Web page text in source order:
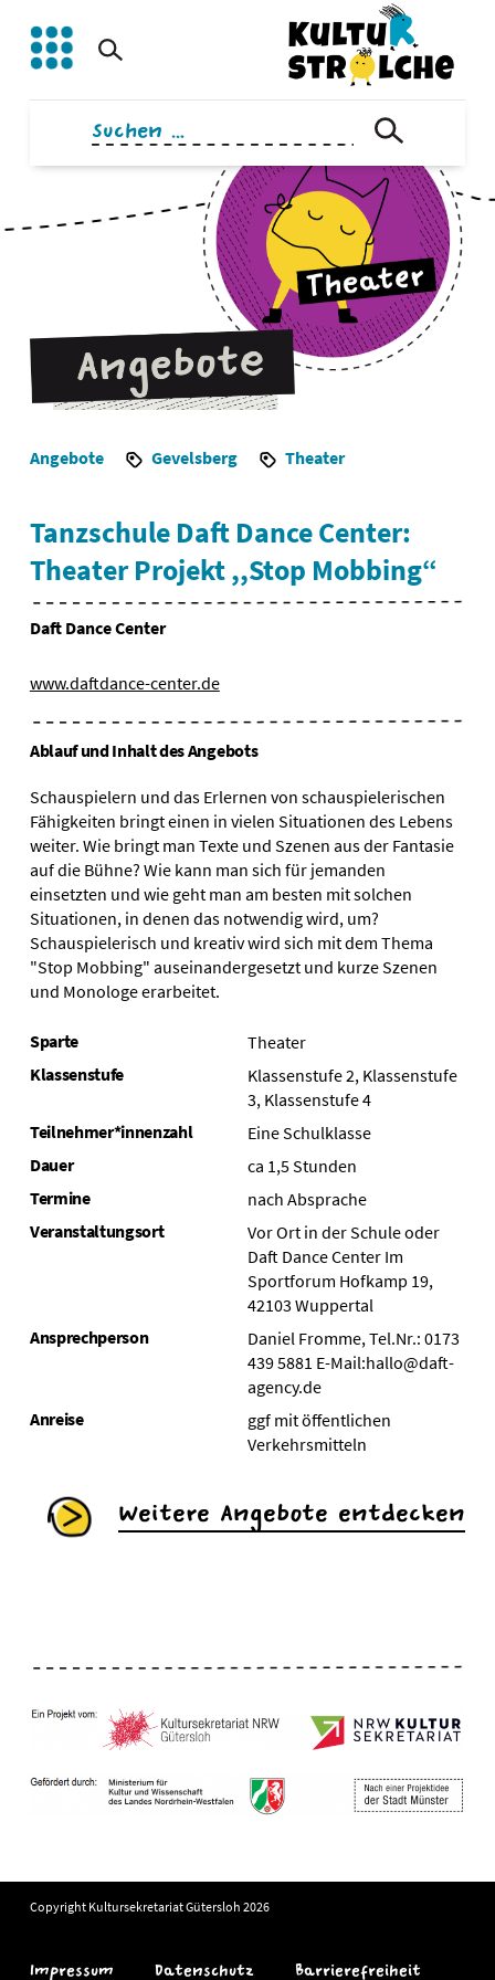
Inhalt
springen
Suchen
nach:
Angebote Gevelsberg Theater
Tanzschule Daft Dance Center:
Theater Projekt ,,Stop Mobbing“
Daft Dance Center
www.daftdance-center.de
Ablauf und Inhalt des Angebots
Schauspielern und das Erlernen von schauspielerischen
Fähigkeiten bringt einen in vielen Situationen des Lebens
weiter. Wie bringt man Texte und Szenen aus der Fantasie
auf die Bühne? Wie kann man sich für jemanden
einsetzten und wie geht man am besten mit solchen
Situationen, in denen das notwendig wird, um?
Schauspielerisch und kreativ wird sich mit dem Thema
"Stop Mobbing" auseinandergesetzt und kurze Szenen
und Monologe erarbeitet.
Sparte
Theater
Klassenstufe
Klassenstufe 2, Klassenstufe
3, Klassenstufe 4
Teilnehmer*innenzahl
Eine Schulklasse
Dauer
ca 1,5 Stunden
Termine
nach Absprache
Veranstaltungsort
Vor Ort in der Schule oder
Daft Dance Center Im
Sportforum Hofkamp 19,
42103 Wuppertal
Ansprechperson
Daniel Fromme, Tel.Nr.: 0173
439 5881 E-Mail:hallo@daft-
agency.de
Anreise
ggf mit öffentlichen
Verkehrsmitteln
Weitere Angebote entdecken
Copyright Kultursekretariat Gütersloh 2026
Impressum Datenschutz Barrierefreiheit